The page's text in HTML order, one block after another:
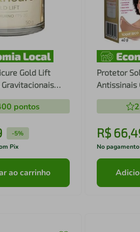
Gold Lift
Gravitacionais
50g
pontos
-5%
Pix
ao carrinho
Protetor
Antissinais
Cor Média
R$ 66,
No